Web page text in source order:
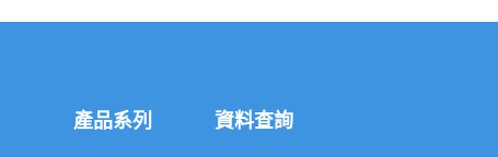
產品系列 資料查詢